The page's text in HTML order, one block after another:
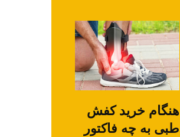
هنگام خرید کفش
طبی به چه فاکتور